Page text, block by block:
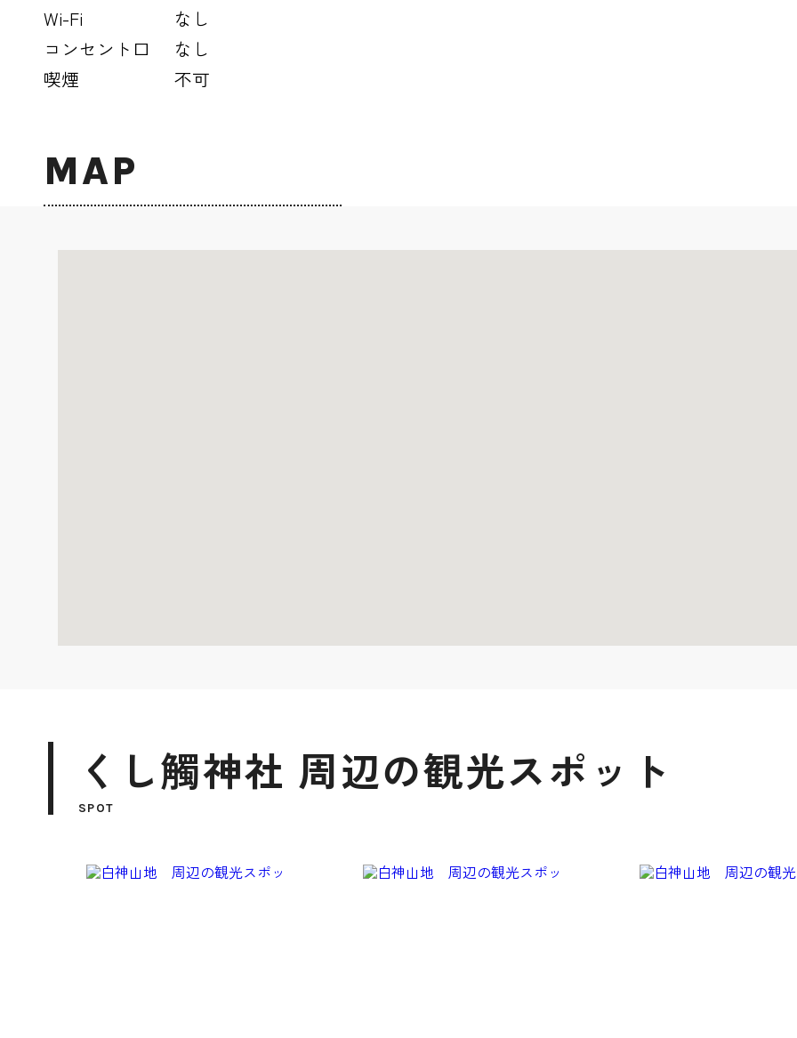
Wi-Fi
なし
コンセント口
なし
喫煙
不可
MAP
くし觸神社 周辺の観光スポット
SPOT